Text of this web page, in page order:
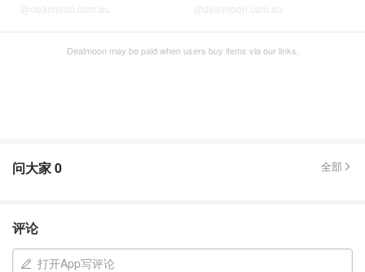
@dealmoon.com.au @dealmoon.com.au
Dealmoon may be paid when users buy items via our links.
问大家0 全部
评论
打开App写评论